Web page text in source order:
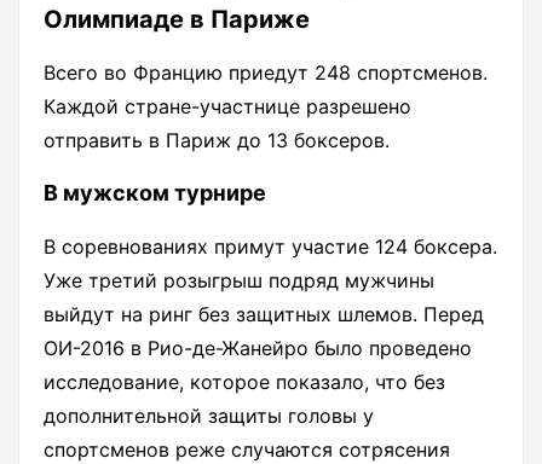
Олимпиаде в Париже
Всего во Францию приедут 248 спортсменов.
Каждой стране-участнице разрешено
отправить в Париж до 13 боксеров.
В мужском турнире
В соревнованиях примут участие 124 боксера.
Уже третий розыгрыш подряд мужчины
выйдут на ринг без защитных шлемов. Перед
ОИ-2016 в Рио-де-Жанейро было проведено
исследование, которое показало, что без
дополнительной защиты головы у
спортсменов реже случаются сотрясения